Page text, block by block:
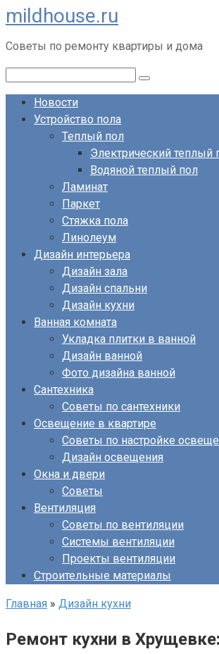
Перейти
к
контенту
mildhouse.ru
Советы по ремонту квартиры и дома
Новости
Устройство пола
Теплый пол
Электрический теплый
Водяной теплый пол
Ламинат
Паркет
Стяжка пола
Линолеум
Дизайн интерьера
Дизайн зала
Дизайн спальни
Дизайн кухни
Ванная комната
Укладка плитки в ванной
Дизайн ванной
Фото дизайна ванной
Сантехника
Советы по сантехники
Освещение в квартире
Советы по настройке
Дизайн освещения
Окна и двери
Советы
Вентиляция
Советы по вентиляции
Системы вентиляции
Проекты вентиляции
Строительные материалы
Главная » Дизайн кухни
Ремонт кухни в